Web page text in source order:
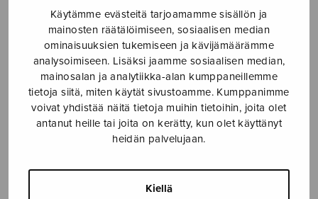
Käytämme evästeitä tarjoamamme sisällön ja
mainosten räätälöimiseen, sosiaalisen median
ominaisuuksien tukemiseen ja kävijämäärämme
analysoimiseen. Lisäksi jaamme sosiaalisen median,
mainosalan ja analytiikka-alan kumppaneillemme
tietoja siitä, miten käytät sivustoamme. Kumppanimme
voivat yhdistää näitä tietoja muihin tietoihin, joita olet
antanut heille tai joita on kerätty, kun olet käyttänyt
heidän palvelujaan.
Kiellä
Gregorianum, partituuri Joulujulistus